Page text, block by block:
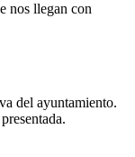
nos llegan con
del ayuntamiento.